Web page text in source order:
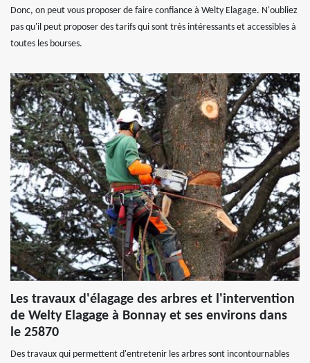
Donc, on peut vous proposer de faire confiance à Welty Elagage. N'oubliez
pas qu'il peut proposer des tarifs qui sont très intéressants et accessibles à
toutes les bourses.
Les travaux d'élagage des arbres et l'intervention
de Welty Elagage à Bonnay et ses environs dans
le 25870
Des travaux qui permettent d'entretenir les arbres sont incontournables